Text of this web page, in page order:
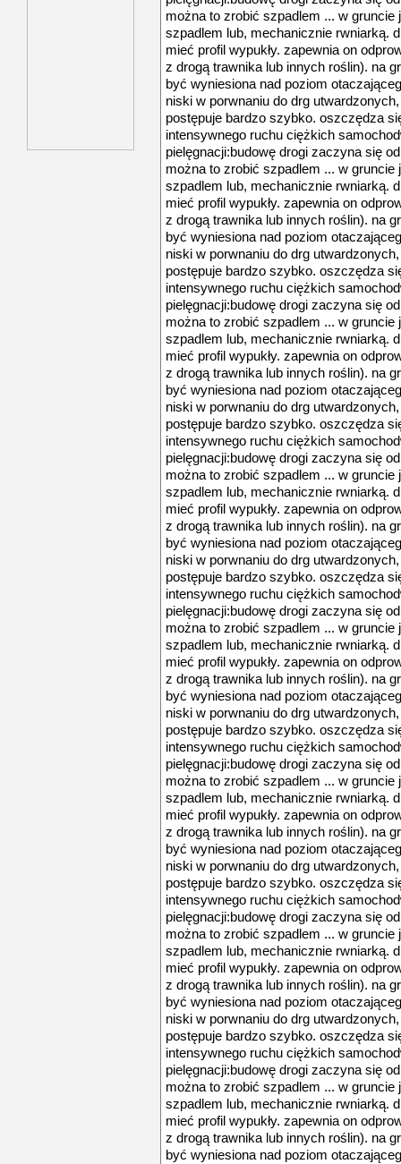
można to zrobić szpadlem ... w gruncie
szpadlem lub, mechanicznie rwniarką.
mieć profil wypukły. zapewnia on
z drogą trawnika lub innych roślin). na
być wyniesiona nad poziom
niski w porwnaniu do drg
postępuje bardzo szybko. oszczędza
intensywnego ruchu ciężkich
pielęgnacji:budowę drogi zaczyna się
można to zrobić szpadlem ... w gruncie
szpadlem lub, mechanicznie rwniarką.
mieć profil wypukły. zapewnia on
z drogą trawnika lub innych roślin). na
być wyniesiona nad poziom
niski w porwnaniu do drg
postępuje bardzo szybko. oszczędza
intensywnego ruchu ciężkich
pielęgnacji:budowę drogi zaczyna się
można to zrobić szpadlem ... w gruncie
szpadlem lub, mechanicznie rwniarką.
mieć profil wypukły. zapewnia on
z drogą trawnika lub innych roślin). na
być wyniesiona nad poziom
niski w porwnaniu do drg
postępuje bardzo szybko. oszczędza
intensywnego ruchu ciężkich
pielęgnacji:budowę drogi zaczyna się
można to zrobić szpadlem ... w gruncie
szpadlem lub, mechanicznie rwniarką.
mieć profil wypukły. zapewnia on
z drogą trawnika lub innych roślin). na
być wyniesiona nad poziom
niski w porwnaniu do drg
postępuje bardzo szybko. oszczędza
intensywnego ruchu ciężkich
pielęgnacji:budowę drogi zaczyna się
można to zrobić szpadlem ... w gruncie
szpadlem lub, mechanicznie rwniarką.
mieć profil wypukły. zapewnia on
z drogą trawnika lub innych roślin). na
być wyniesiona nad poziom
niski w porwnaniu do drg
postępuje bardzo szybko. oszczędza
intensywnego ruchu ciężkich
pielęgnacji:budowę drogi zaczyna się
można to zrobić szpadlem ... w gruncie
szpadlem lub, mechanicznie rwniarką.
mieć profil wypukły. zapewnia on
z drogą trawnika lub innych roślin). na
być wyniesiona nad poziom
niski w porwnaniu do drg
postępuje bardzo szybko. oszczędza
intensywnego ruchu ciężkich
pielęgnacji:budowę drogi zaczyna się
można to zrobić szpadlem ... w gruncie
szpadlem lub, mechanicznie rwniarką.
mieć profil wypukły. zapewnia on
z drogą trawnika lub innych roślin). na
być wyniesiona nad poziom
niski w porwnaniu do drg
postępuje bardzo szybko. oszczędza
intensywnego ruchu ciężkich
pielęgnacji:budowę drogi zaczyna się
można to zrobić szpadlem ... w gruncie
szpadlem lub, mechanicznie rwniarką.
mieć profil wypukły. zapewnia on
z drogą trawnika lub innych roślin). na
być wyniesiona nad poziom